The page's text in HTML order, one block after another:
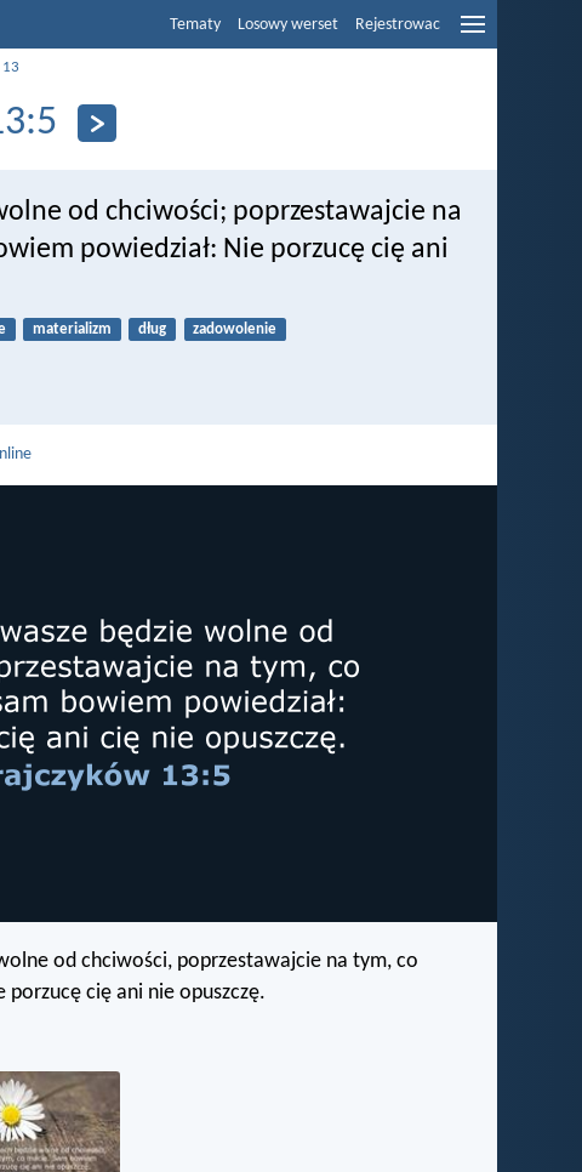
Tematy Losowy werset Rejestrowac
13
od chciwości; poprzestawajcie na
powiedział: Nie porzucę cię ani
materializm dług zadowolenie
od chciwości, poprzestawajcie na tym, co
porzucę cię ani nie opuszczę.